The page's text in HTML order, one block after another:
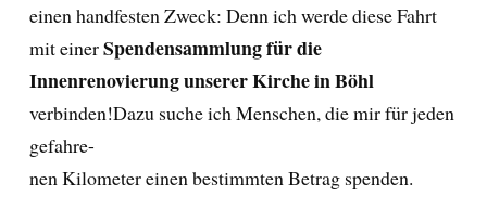
einen handfesten Zweck: Denn ich werde diese Fahrt
mit einerSpendensammlung für die
Innenrenovierung unserer Kirche in Böhl
verbinden!Dazu suche ich Menschen, die mir für jeden
gefahre-
nen Kilometer einen bestimmten Betrag spenden.